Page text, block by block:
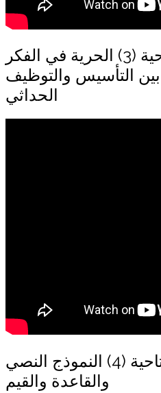
محاضرة افتتاحية (3) الحرية في الفكر
بين التأسيس والتوظيف
الحداثي
محاضرة افتتاحية (4) النموذج النصي
والقاعدة والقيم